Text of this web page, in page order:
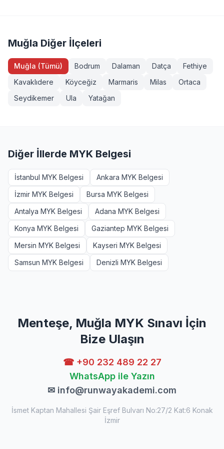
sınavlarımız MYK onaylı ve TÜRKAK akreditasyonludur.
isteyenler +90 232 489 22 27 numarasından detaylı bilgi
alabilir.
Muğla Diğer İlçeleri
Muğla (Tümü) Bodrum Dalaman Datça
Fethiye
Kavaklıdere
Köyceğiz Marmaris Milas
Ortaca
Seydikemer
Ula Yatağan
Diğer İllerde MYK Belgesi
İstanbul MYK Belgesi
Ankara MYK Belgesi
İzmir MYK Belgesi
Bursa MYK Belgesi
Antalya MYK Belgesi
Adana MYK Belgesi
Konya MYK Belgesi
Gaziantep MYK Belgesi
Mersin MYK Belgesi
Kayseri MYK Belgesi
Samsun MYK Belgesi
Denizli MYK Belgesi
Menteşe, Muğla MYK Sınavı İçin
Bize Ulaşın
☎ +90 232 489 22 27
WhatsApp ile Yazın
✉ info@runwayakademi.com
İsmet Kaptan Mahallesi Şair Eşref Bulvarı No:27/2 Kat:6 Konak
İzmir